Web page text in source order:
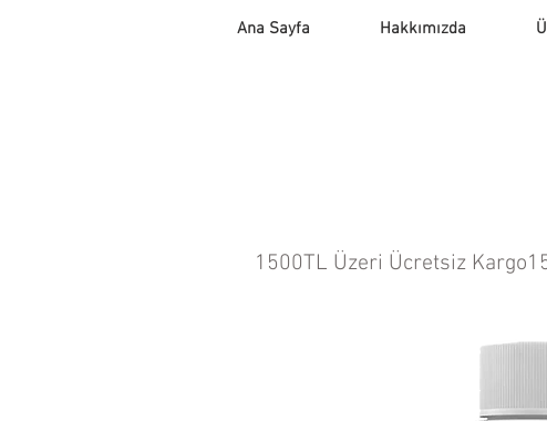
Ana Sayfa Hakkımızda
1500TL Üzeri Ücretsiz Kargo